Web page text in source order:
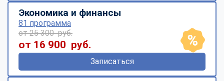
Экономика и финансы
81 программа
от 25 300 руб.
от 16 900 руб.
Записаться